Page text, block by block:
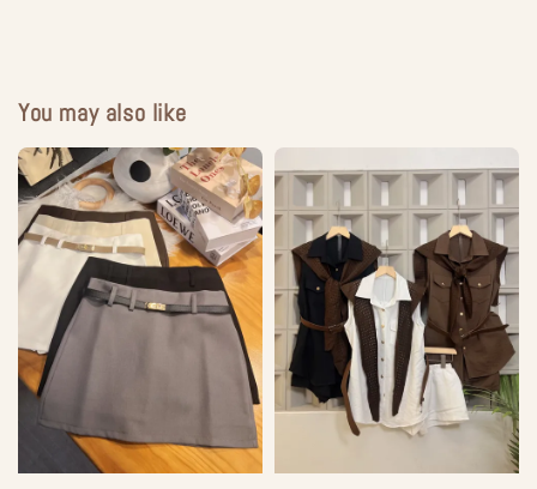
You may also like